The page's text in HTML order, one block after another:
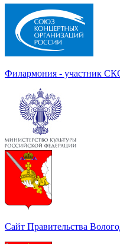
Филармония - участник
Сайт Правительства